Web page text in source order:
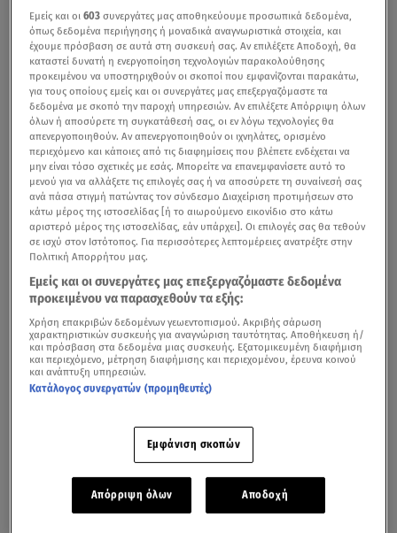
Εμείς και οι603 συνεργάτες μας αποθηκεύουμε προσωπικά δεδομένα,
όπως δεδομένα περιήγησης ή μοναδικά αναγνωριστικά στοιχεία, και
έχουμε πρόσβαση σε αυτά στη συσκευή σας. Αν επιλέξετε Αποδοχή, θα
καταστεί δυνατή η ενεργοποίηση τεχνολογιών παρακολούθησης
προκειμένου να υποστηριχθούν οι σκοποί που εμφανίζονται παρακάτω,
για τους οποίους εμείς και οι συνεργάτες μας επεξεργαζόμαστε τα
δεδομένα με σκοπό την παροχή υπηρεσιών. Αν επιλέξετε Απόρριψη όλων
όλων ή αποσύρετε τη συγκατάθεσή σας, οι εν λόγω τεχνολογίες θα
απενεργοποιηθούν. Αν απενεργοποιηθούν οι ιχνηλάτες, ορισμένο
περιεχόμενο και κάποιες από τις διαφημίσεις που βλέπετε ενδέχεται να
μην είναι τόσο σχετικές με εσάς. Μπορείτε να επανεμφανίσετε αυτό το
μενού για να αλλάξετε τις επιλογές σας ή να αποσύρετε τη συναίνεσή σας
ανά πάσα στιγμή πατώντας τον σύνδεσμο Διαχείριση προτιμήσεων στο
κάτω μέρος της ιστοσελίδας [ή το αιωρούμενο εικονίδιο στο κάτω
αριστερό μέρος της ιστοσελίδας, εάν υπάρχει]. Οι επιλογές σας θα τεθούν
σε ισχύ στον Ιστότοπος. Για περισσότερες λεπτομέρειες ανατρέξτε στην
Πολιτική Απορρήτου μας.
Εμείς και οι συνεργάτες μας επεξεργαζόμαστε δεδομένα
προκειμένου να παρασχεθούν τα εξής:
Χρήση επακριβών δεδομένων γεωεντοπισμού. Ακριβής σάρωση
χαρακτηριστικών συσκευής για αναγνώριση ταυτότητας. Αποθήκευση ή/
και πρόσβαση στα δεδομένα μιας συσκευής. Εξατομικευμένη διαφήμιση
και περιεχόμενο, μέτρηση διαφήμισης και περιεχομένου, έρευνα κοινού
και ανάπτυξη υπηρεσιών.
Κατάλογος συνεργατών (προμηθευτές)
Εμφάνιση σκοπών
Απόρριψη όλων Αποδοχή